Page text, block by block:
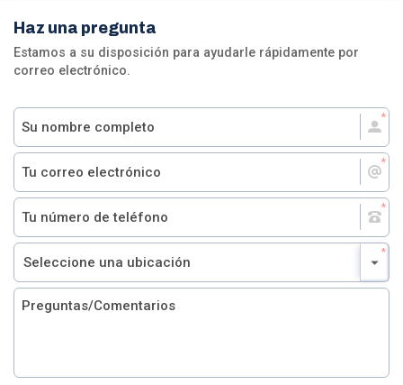
Haz una pregunta
Estamos a su disposición para ayudarle rápidamente por
correo electrónico.